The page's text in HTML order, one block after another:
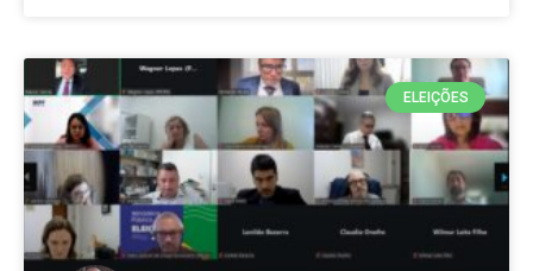
ELEIÇÕES